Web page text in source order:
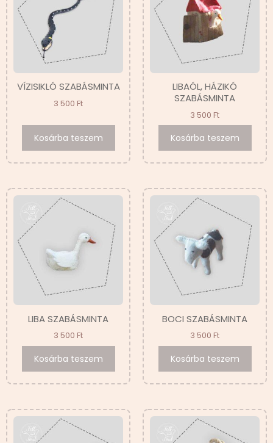
VÍZISIKLÓ SZABÁSMINTA
3 500 Ft
Kosárba teszem
LIBAÓL, HÁZIKÓ
SZABÁSMINTA
3 500 Ft
Kosárba teszem
LIBA SZABÁSMINTA
3 500 Ft
Kosárba teszem
BOCI SZABÁSMINTA
3 500 Ft
Kosárba teszem